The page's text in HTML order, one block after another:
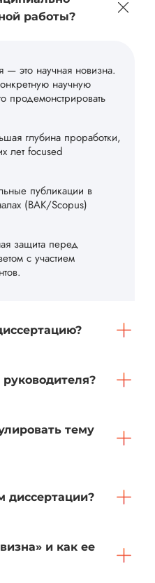
работы?
— это научная новизна.
научную
продемонстрировать
глубина проработки,
лет focused
публикации в
(ВАК/Scopus)
защита перед
с участием
тему
диссертации?
и как ее